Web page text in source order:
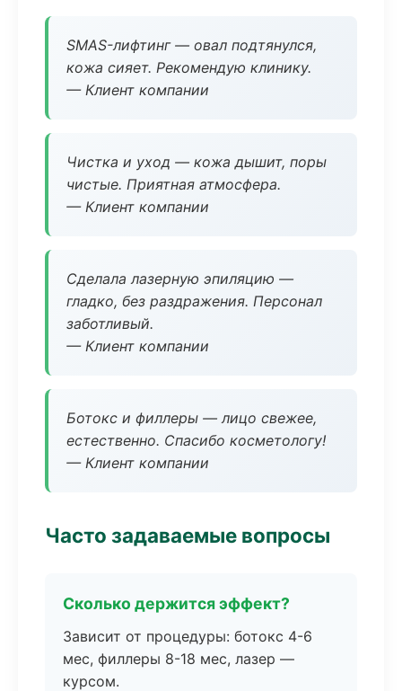
SMAS-лифтинг — овал подтянулся,
кожа сияет. Рекомендую клинику.
— Клиент компании
Чистка и уход — кожа дышит, поры
чистые. Приятная атмосфера.
— Клиент компании
Сделала лазерную эпиляцию —
гладко, без раздражения. Персонал
заботливый.
— Клиент компании
Ботокс и филлеры — лицо свежее,
естественно. Спасибо косметологу!
— Клиент компании
Часто задаваемые вопросы
Сколько держится эффект?
Зависит от процедуры: ботокс 4-6
мес, филлеры 8-18 мес, лазер —
курсом.